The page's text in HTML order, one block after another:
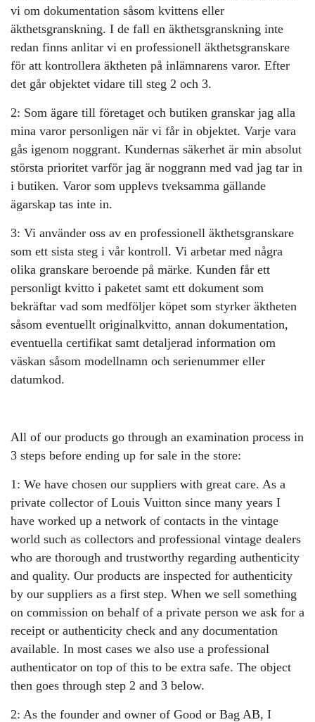
vi om dokumentation såsom kvittens eller
äkthetsgranskning. I de fall en äkthetsgranskning inte
redan finns anlitar vi en professionell äkthetsgranskare
för att kontrollera äktheten på inlämnarens varor. Efter
det går objektet vidare till steg 2 och 3.
2: Som ägare till företaget och butiken granskar jag alla
mina varor personligen när vi får in objektet. Varje vara
gås igenom noggrant. Kundernas säkerhet är min absolut
största prioritet varför jag är noggrann med vad jag tar in
i butiken. Varor som upplevs tveksamma gällande
ägarskap tas inte in.
3: Vi använder oss av en professionell äkthetsgranskare
som ett sista steg i vår kontroll. Vi arbetar med några
olika granskare beroende på märke. Kunden får ett
personligt kvitto i paketet samt ett dokument som
bekräftar vad som medföljer köpet som styrker äktheten
såsom eventuellt originalkvitto, annan dokumentation,
eventuella certifikat samt detaljerad information om
väskan såsom modellnamn och serienummer eller
datumkod.
All of our products go through an examination process in
3 steps before ending up for sale in the store:
1: We have chosen our suppliers with great care. As a
private collector of Louis Vuitton since many years I
have worked up a network of contacts in the vintage
world such as collectors and professional vintage dealers
who are thorough and trustworthy regarding authenticity
and quality. Our products are inspected for authenticity
by our suppliers as a first step. When we sell something
on commission on behalf of a private person we ask for a
receipt or authenticity check and any documentation
available. In most cases we also use a professional
authenticator on top of this to be extra safe. The object
then goes through step 2 and 3 below.
2: As the founder and owner of Good or Bag AB, I